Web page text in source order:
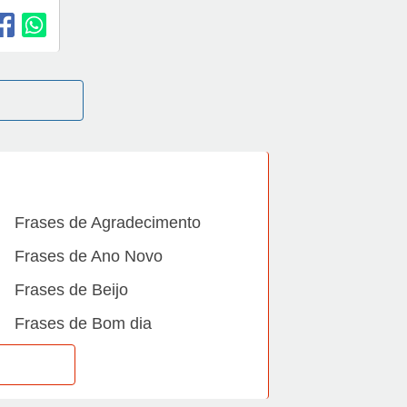
Frases de Agradecimento
Frases de Ano Novo
Frases de Beijo
Frases de Bom dia
Frases de Dia Internacional